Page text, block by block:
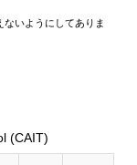
いようにしてありま
(CAIT)